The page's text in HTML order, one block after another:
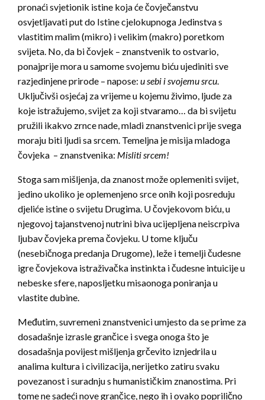
pronaći svjetionik istine koja će čovječanstvu
osvjetljavati put do Istine cjelokupnoga Jedinstva s
vlastitim malim (mikro) i velikim (makro) poretkom
svijeta. No, da bi čovjek – znanstvenik to ostvario,
ponajprije mora u samome svojemu biću ujediniti sve
razjedinjene prirode – napose: u sebi i svojemu srcu.
Uključivši osjećaj za vrijeme u kojemu živimo, ljude za
koje istražujemo, svijet za koji stvaramo… da bi svijetu
pružili ikakvo zrnce nade, mladi znanstvenici prije svega
moraju biti ljudi sa srcem. Temeljna je misija mladoga
čovjeka – znanstvenika: Misliti srcem!
Stoga sam mišljenja, da znanost može oplemeniti svijet,
jedino ukoliko je oplemenjeno srce onih koji posreduju
djeliće istine o svijetu Drugima. U čovjekovom biću, u
njegovoj tajanstvenoj nutrini biva ucijepljena neiscrpiva
ljubav čovjeka prema čovjeku. U tome ključu
(nesebičnoga predanja Drugome), leže i temelji čudesne
igre čovjekova istraživačka instinkta i čudesne intuicije u
nebeske sfere, naposljetku misaonoga poniranja u
vlastite dubine.
Međutim, suvremeni znanstvenici umjesto da se prime za
dosadašnje izrasle grančice i svega onoga što je
dosadašnja povijest mišljenja grčevito iznjedrila u
analima kultura i civilizacija, nerijetko zatiru svaku
povezanost i suradnju s humanističkim znanostima. Pri
tome ne sadeći nove grančice, nego ih i ovako poprilično